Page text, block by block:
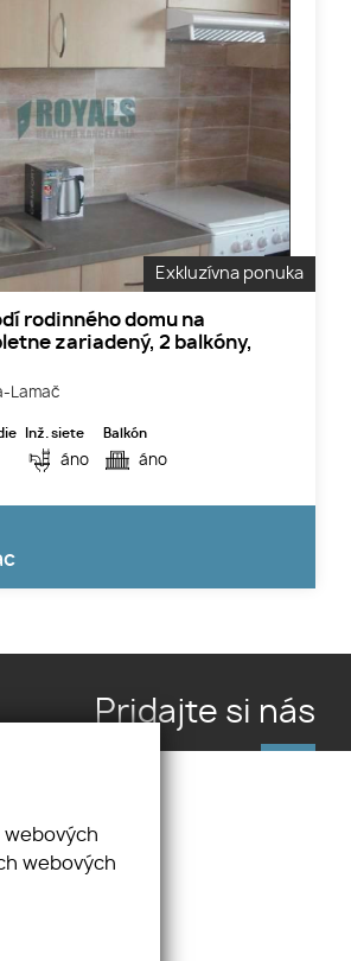
Exkluzívna ponuka
rodinného domu na
zariadený, 2 balkóny,
Lamač
Inž. siete
áno
Balkón
áno
Pridajte si nás
webových